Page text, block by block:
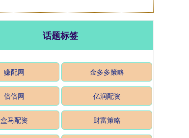
话题标签
赚配网 金多多策略
倍倍网 亿润配资
盒马配资 财富策略